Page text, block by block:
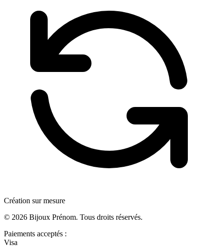
Création sur mesure
© 2026 Bijoux Prénom. Tous droits réservés.
Paiements acceptés :
Visa